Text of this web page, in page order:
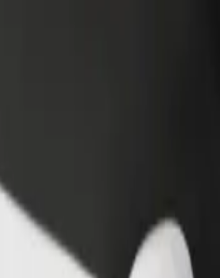
Echa un vistazo a nuestros